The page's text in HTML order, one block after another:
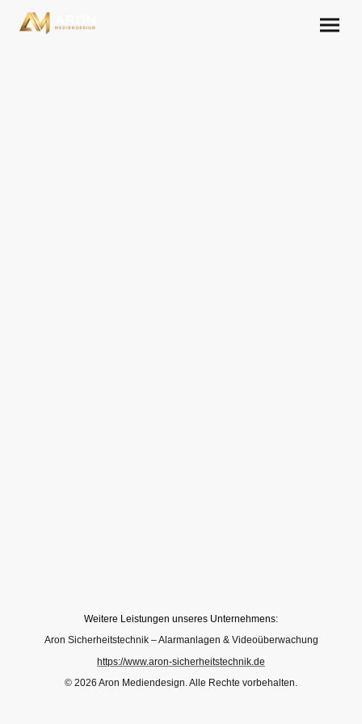
Weitere Leistungen unseres Unternehmens:
Aron Sicherheitstechnik – Alarmanlagen & Videoüberwachung
https://www.aron-sicherheitstechnik.de
© 2026 Aron Mediendesign. Alle Rechte vorbehalten.